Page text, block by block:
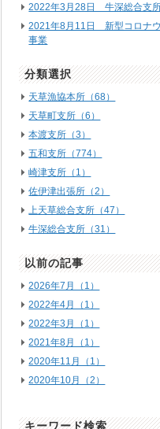
2022年3月28日 牛深総合支所
2021年8月11日 新型コロナ
事業
分類選択
天草漁協本所（68）
天草町支所（6）
本渡支所（3）
五和支所（774）
崎津支所（1）
佐伊津出張所（2）
上天草総合支所（47）
牛深総合支所（31）
以前の記事
2026年7月（1）
2022年4月（1）
2022年3月（1）
2021年8月（1）
2020年11月（1）
2020年10月（2）
キーワード検索